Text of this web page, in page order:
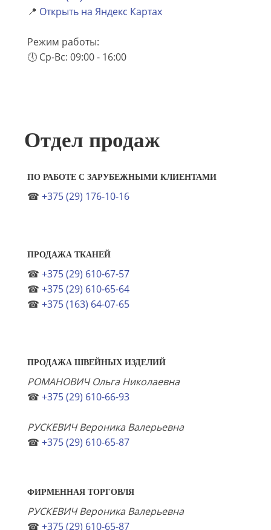
📍 Открыть на Яндекс Картах
Режим работы:
🕔 Ср-Вс: 09:00 - 16:00
Отдел продаж
ПО РАБОТЕ С ЗАРУБЕЖНЫМИ КЛИЕНТАМИ
☎ +375 (29) 176-10-16
ПРОДАЖА ТКАНЕЙ
☎ +375 (29) 610-67-57
☎ +375 (29) 610-65-64
☎ +375 (163) 64-07-65
ПРОДАЖА ШВЕЙНЫХ ИЗДЕЛИЙ
РОМАНОВИЧ Ольга Николаевна
☎ +375 (29) 610-66-93
РУСКЕВИЧ Вероника Валерьевна
☎ +375 (29) 610-65-87
ФИРМЕННАЯ ТОРГОВЛЯ
РУСКЕВИЧ Вероника Валерьевна
☎ +375 (29) 610-65-87